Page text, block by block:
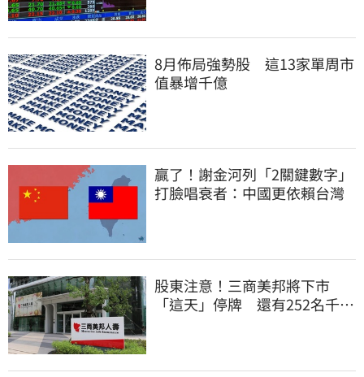
8月佈局強勢股 這13家單周市
值暴增千億
贏了！謝金河列「2關鍵數字」
打臉唱衰者：中國更依賴台灣
股東注意！三商美邦將下市
「這天」停牌 還有252名千張